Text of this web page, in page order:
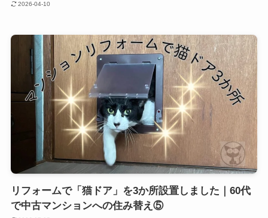
2026-04-10
リフォームで「猫ドア」を3か所設置しました｜60代
で中古マンションへの住み替え⑤